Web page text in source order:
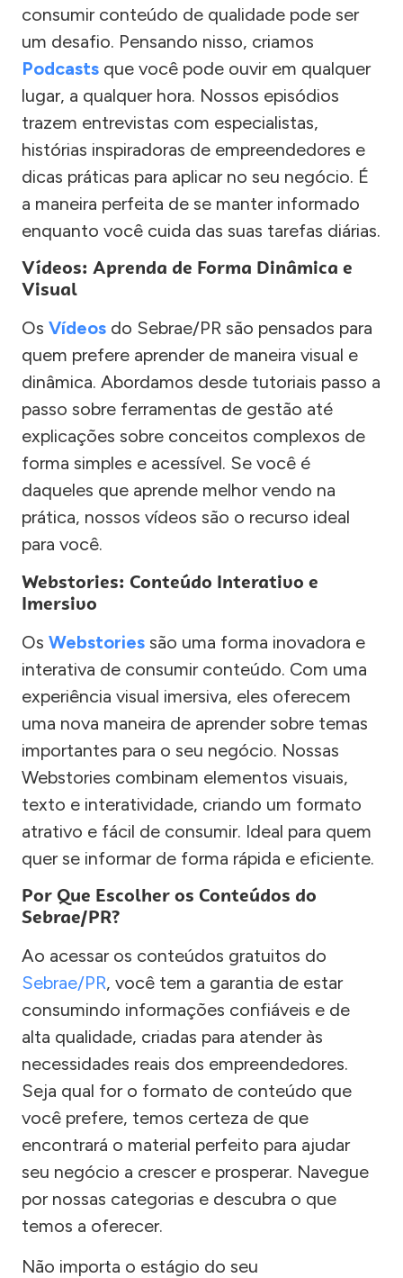
consumir conteúdo de qualidade pode ser
um desafio. Pensando nisso, criamos
Podcasts que você pode ouvir em qualquer
lugar, a qualquer hora. Nossos episódios
trazem entrevistas com especialistas,
histórias inspiradoras de empreendedores e
dicas práticas para aplicar no seu negócio. É
a maneira perfeita de se manter informado
enquanto você cuida das suas tarefas diárias.
Vídeos: Aprenda de Forma Dinâmica e
Visual
Os Vídeos do Sebrae/PR são pensados para
quem prefere aprender de maneira visual e
dinâmica. Abordamos desde tutoriais passo a
passo sobre ferramentas de gestão até
explicações sobre conceitos complexos de
forma simples e acessível. Se você é
daqueles que aprende melhor vendo na
prática, nossos vídeos são o recurso ideal
para você.
Webstories: Conteúdo Interativo e
Imersivo
Os Webstories são uma forma inovadora e
interativa de consumir conteúdo. Com uma
experiência visual imersiva, eles oferecem
uma nova maneira de aprender sobre temas
importantes para o seu negócio. Nossas
Webstories combinam elementos visuais,
texto e interatividade, criando um formato
atrativo e fácil de consumir. Ideal para quem
quer se informar de forma rápida e eficiente.
Por Que Escolher os Conteúdos do
Sebrae/PR?
Ao acessar os conteúdos gratuitos do
Sebrae/PR, você tem a garantia de estar
consumindo informações confiáveis e de
alta qualidade, criadas para atender às
necessidades reais dos empreendedores.
Seja qual for o formato de conteúdo que
você prefere, temos certeza de que
encontrará o material perfeito para ajudar
seu negócio a crescer e prosperar. Navegue
por nossas categorias e descubra o que
temos a oferecer.
Não importa o estágio do seu